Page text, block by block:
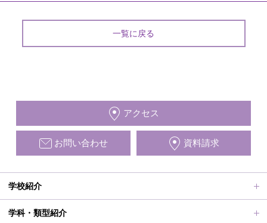
一覧に戻る
アクセス
お問い合わせ 資料請求
学校紹介
ごあいさつ、沿革
学科・類型紹介